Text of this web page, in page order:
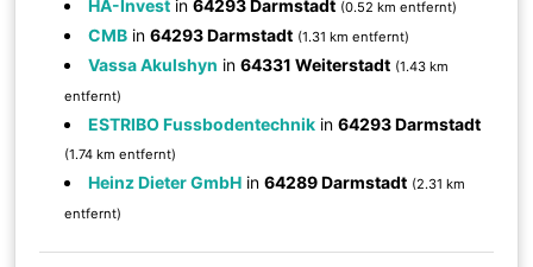
HA-Invest in64293 Darmstadt (0.52 km entfernt)
CMB in64293 Darmstadt (1.31 km entfernt)
Vassa Akulshyn in64331 Weiterstadt (1.43 km
entfernt)
ESTRIBO Fussbodentechnik in64293 Darmstadt
(1.74 km entfernt)
Heinz Dieter GmbH in64289 Darmstadt (2.31 km
entfernt)